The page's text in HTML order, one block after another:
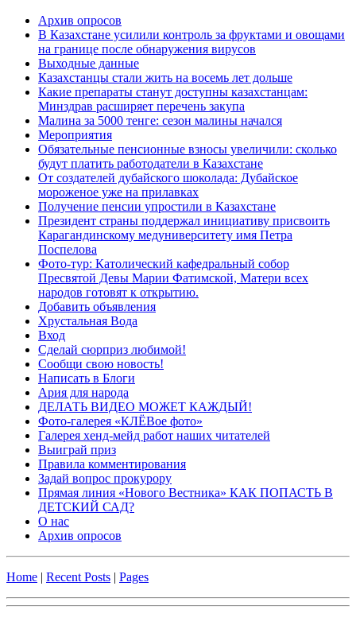
Архив опросов
В Казахстане усилили контроль за фруктами и овощами
на границе после обнаружения вирусов
Выходные данные
Казахстанцы стали жить на восемь лет дольше
Какие препараты станут доступны казахстанцам:
Минздрав расширяет перечень закупа
Малина за 5000 тенге: сезон малины начался
Мероприятия
Обязательные пенсионные взносы увеличили: сколько
будут платить работодатели в Казахстане
От создателей дубайского шоколада: Дубайское
мороженое уже на прилавках
Получение пенсии упростили в Казахстане
Президент страны поддержал инициативу присвоить
Карагандинскому медуниверситету имя Петра
Поспелова
Фото-тур: Католический кафедральный собор
Пресвятой Девы Марии Фатимской, Матери всех
народов готовят к открытию.
Добавить объявления
Хрустальная Вода
Вход
Сделай сюрприз любимой!
Сообщи свою новость!
Написать в Блоги
Ария для народа
ДЕЛАТЬ ВИДЕО МОЖЕТ КАЖДЫЙ!
Фото-галерея «КЛЁВое фото»
Галерея хенд-мейд работ наших читателей
Выиграй приз
Правила комментирования
Задай вопрос прокурору
Прямая линия «Нового Вестника» КАК ПОПАСТЬ В
ДЕТСКИЙ САД?
О нас
Архив опросов
Home | Recent Posts | Pages